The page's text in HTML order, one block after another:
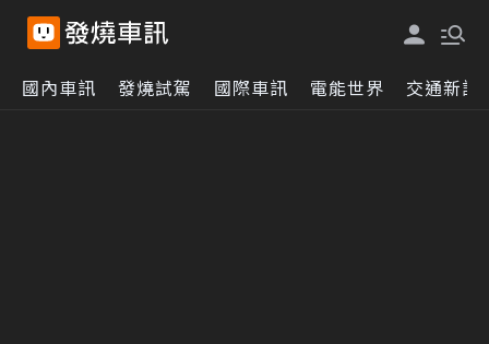
國內車訊 發燒試駕 國際車訊 電能世界 交通新訊